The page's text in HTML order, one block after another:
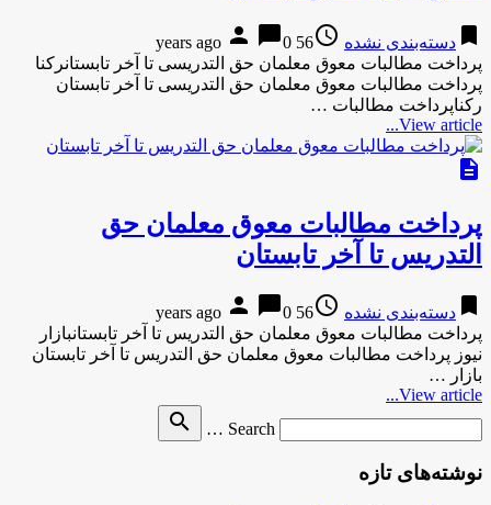
bookmark دسته‌بندی نشده access_time
56 years ago
person chat_bubble0
پرداخت مطالبات معوق معلمان حق التدریسی تا آخر تابستانرکنا
پرداخت مطالبات معوق معلمان حق التدریسی تا آخر تابستان
رکناپرداخت مطالبات …
View article...
description
پرداخت مطالبات معوق معلمان حق
التدریس تا آخر تابستان
bookmark دسته‌بندی نشده access_time
56 years ago
person chat_bubble0
پرداخت مطالبات معوق معلمان حق التدریس تا آخر تابستانبازار
نیوز پرداخت مطالبات معوق معلمان حق التدریس تا آخر تابستان
بازار …
View article...
Search …
search
نوشته‌های تازه